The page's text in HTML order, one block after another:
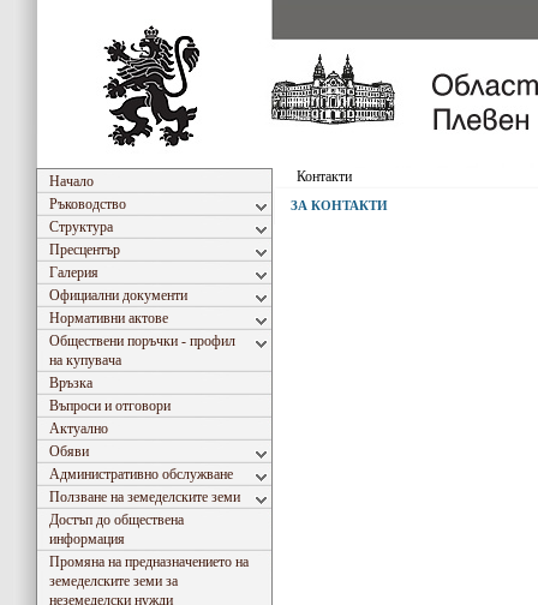
Начало
Ръководство
Структура
Пресцентър
Галерия
Официални документи
Нормативни актове
Обществени поръчки - профил
на купувача
Връзка
Въпроси и отговори
Актуално
Обяви
Административно обслужване
Ползване на земеделските земи
Достъп до обществена
информация
Промяна на предназначението на
земеделските земи за
неземеделски нужди
Контакти
ЗА КОНТАКТИ